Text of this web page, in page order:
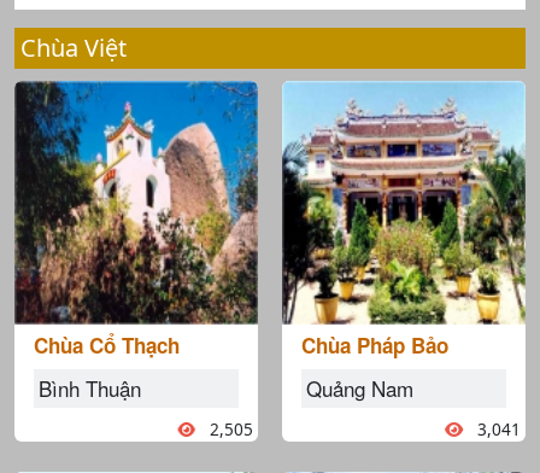
Chùa Việt
Chùa Cổ Thạch
Bình Thuận
2,505
Chùa Pháp Bảo
Quảng Nam
3,041